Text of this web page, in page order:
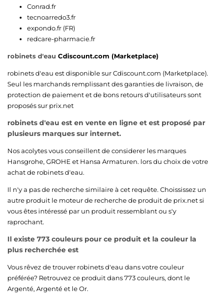
Conrad.fr
tecnoarredo3.fr
expondo.fr (FR)
redcare-pharmacie.fr
robinets d'eau Cdiscount.com (Marketplace)
robinets d'eau est disponible surCdiscount.com (Marketplace).
Seul les marchands remplissant des garanties de livraison, de
protection de paiement et de bons retours d'utilisateurs sont
proposés sur prix.net
robinets d'eau est en vente en ligne et est proposé par
plusieurs marques sur internet.
Nos acolytes vous conseillent de considerer les marques
Hansgrohe, GROHE et Hansa Armaturen. lors du choix de votre
achat de robinets d'eau.
Il n'y a pas de recherche similaire à cet requête. Choississez un
autre produit le moteur de recherche de produit de prix.net si
vous êtes intéressé par un produit ressemblant ou s'y
raprochant.
Il existe 773 couleurs pour ce produit et la couleur la
plus recherchée est
Vous rêvez de trouver robinets d'eau dans votre couleur
préférée? Retrouvez ce produit dans 773 couleurs, dont le
Argenté, Argentéet leOr.